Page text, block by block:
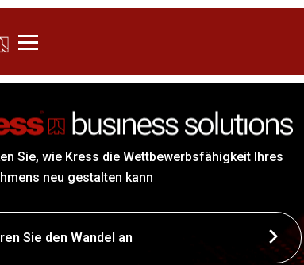
Sie, wie Kress die Wettbewerbsfähigkeit Ihres
neu gestalten kann
Sie den Wandel an